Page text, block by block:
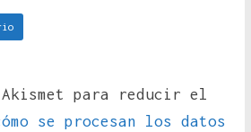
para reducir el
se procesan los datos